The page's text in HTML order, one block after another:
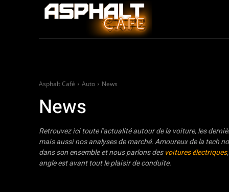
Asphalt Café Auto News
News
Retrouvez ici toute l’actualité autour de la voiture, les
mais aussi nos analyses de marché. Amoureux de la tech
dans son ensemble et nous parlons desvoitures électriques
angle est avant tout le plaisir de conduite.